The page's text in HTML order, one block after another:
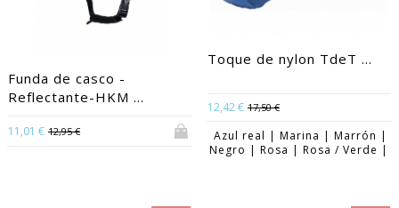
Funda de casco -
Reflectante-HKM ...
11,01 € 12,95 €
Toque de nylon TdeT ...
12,42 € 17,50 €
Azul real | Marina | Marrón |
Negro | Rosa | Rosa / Verde |